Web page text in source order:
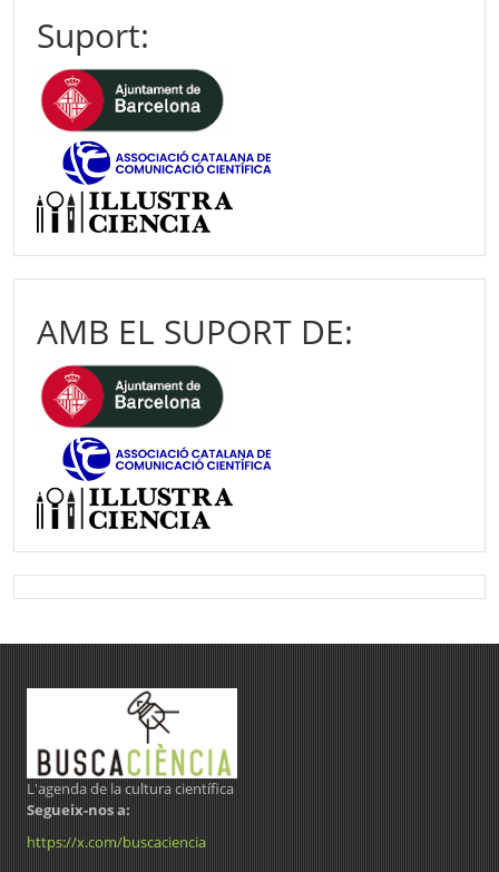
Suport:
AMB EL SUPORT DE:
L'agenda de la cultura científica
Segueix-nos a:
https://x.com/buscaciencia